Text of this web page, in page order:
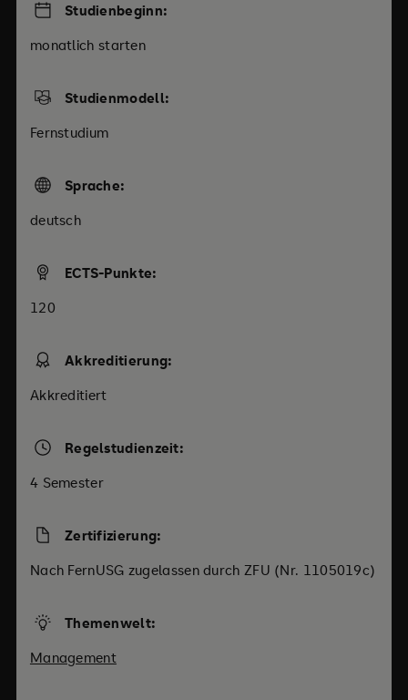
Studienbeginn:
monatlich starten
Studienmodell:
Fernstudium
Sprache:
deutsch
ECTS-Punkte:
120
Akkreditierung:
Akkreditiert
Regelstudienzeit:
4 Semester
Zertifizierung:
Nach FernUSG zugelassen durch ZFU (Nr. 1105019c)
Themenwelt:
Management